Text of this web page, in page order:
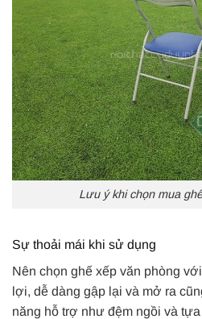
Lưu ý khi chọn mua
Sự thoải mái khi sử dụng
Nên chọn ghế xếp văn phòng
lợi, dễ dàng gập lại và mở ra
năng hỗ trợ như đệm ngồi và